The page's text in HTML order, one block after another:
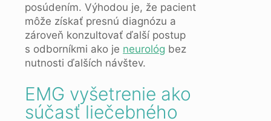
posúdením. Výhodou je, že pacient
môže získať presnú diagnózu a
zároveň konzultovať ďalší postup
s odborníkmi ako je neurológ bez
nutnosti ďalších návštev.
EMG vyšetrenie ako
súčasť liečebného